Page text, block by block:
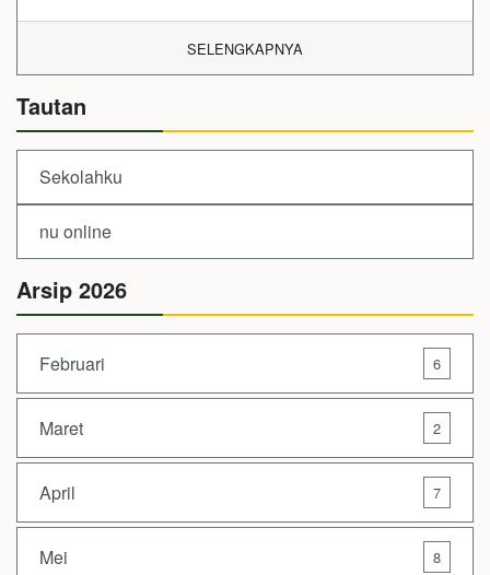
SELENGKAPNYA
Tautan
Sekolahku
nu online
Arsip 2026
Februari 6
Maret 2
April 7
Mei 8